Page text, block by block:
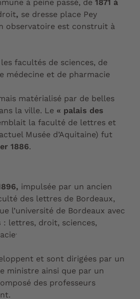
à peine passé, de 1871 à
, se dresse place Pey
observatoire est construit à
les facultés de sciences, de
médecine et de pharmacie
matérialisé par de belles
la ville. Le « palais des
la faculté de lettres et
Musée d’Aquitaine) fut
1886.
impulsée par un ancien
des lettres de Bordeaux,
l’université de Bordeaux avec
: lettres, droit, sciences,
.
et sont dirigées par un
ministre ainsi que par un
des professeurs